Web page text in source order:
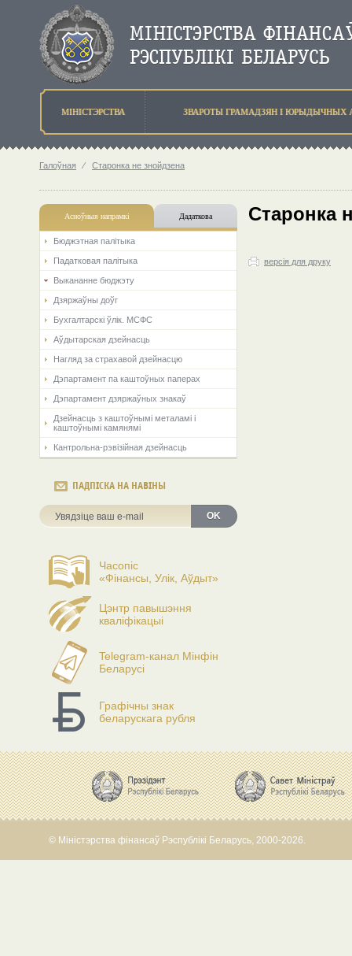
МIНIСТЭРСТВА ЗВАРОТЫ ГРАМАДЗЯН I ЮРЫДЫЧНЫХ
Галоўная ⁄ Старонка не знойдзена
Асноўныя напрамкi Дадаткова
Бюджэтная палiтыка
Падатковая палітыка
Выкананне бюджэту
Дзяржаўны доўг
Бухгалтарскі ўлік. МСФС
Аўдытарская дзейнасць
Нагляд за страхавой дзейнасцю
Дэпартамент па каштоўных паперах
Дэпартамент дзяржаўных знакаў
Дзейнасць з каштоўнымі металамі і
каштоўнымі камянямі
Кантрольна-рэвізійная дзейнасць
ПАДПІСКА НА НАВІНЫ
OK
Часопіс
«Фінансы, Улік, Аўдыт»
Цэнтр павышэння
кваліфікацыі
Telegram-канал Мінфін
Беларусі
Графічны знак
беларускага рубля
Старонка
версія для друку
© Міністэрства фінансаў Рэспублікі Беларусь, 2000-2026.